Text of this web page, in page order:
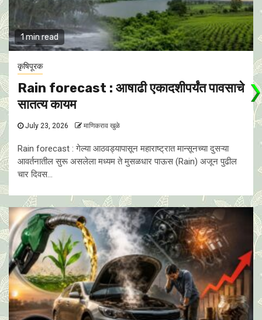
1 min read
कृषिपूरक
Rain forecast : आषाढी एकादशीपर्यंत पावसाचे
सातत्य कायम
July 23, 2026 माणिकराव खुळे
Rain forecast : गेल्या आठवड्यापासून महाराष्ट्रात मान्सूनच्या दुसऱ्या
आवर्तनातील सुरू असलेला मध्यम ते मुसळधार पाऊस (Rain) अजून पुढील
चार दिवस...